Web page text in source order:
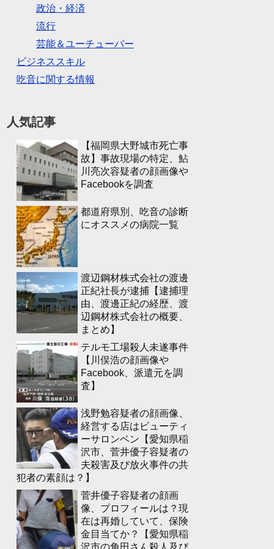
政治・経済
流行
芸能＆ユーチューバー
ビジネススキル
吃音に関する情報
人気記事
【福岡県大野城市死亡事
故】事故現場の特定、鮎
川亮次容疑者の顔画像や
Facebookを調査
都道府県別、吃音の診断
にオススメの病院一覧
渡辺鋼材株式会社の渡邊
正紀社長が逮捕【逮捕理
由、渡邊正紀の経歴、渡
辺鋼材株式会社の概要、
まとめ】
テルモ工場殺人未遂事件
【川俣浩の顔画像や
Facebook、派遣元を調
査】
浅野勉容疑者の顔画像、
経営する店はビューティ
ーサロンベン【愛知県稲
沢市、菅井優子容疑者の
夫殺害及び放火事件の共
犯者の素顔は？】
菅井優子容疑者の顔画
像、プロフィールは？現
在は再婚していて、保険
金目当てか？【愛知県稲
沢市の角田さん殺人及び